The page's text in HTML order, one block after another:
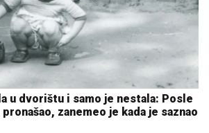
u dvorištu i samo je nestala: Posle
zanemeo je kada je saznao